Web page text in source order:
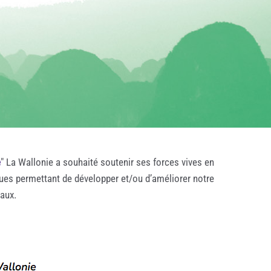
" La Wallonie a souhaité soutenir ses forces vives en
permettant de développer et/ou d’améliorer notre